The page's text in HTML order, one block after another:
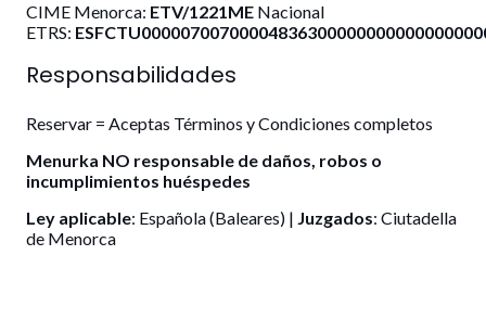
CIME Menorca: ETV/1221ME Nacional
ETRS:
Responsabilidades
Reservar = Aceptas Términos y Condiciones completos
Menurka NO responsable de daños, robos o
incumplimientos huéspedes
Ley aplicable: Española (Baleares) | Juzgados: Ciutadella
de Menorca